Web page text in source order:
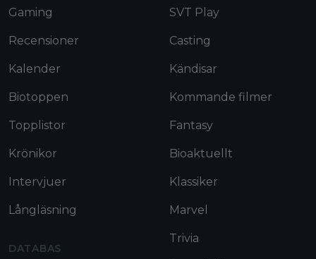
Gaming
Recensioner
Kalender
Biotoppen
Topplistor
Krönikor
Intervjuer
Långläsning
DATABAS
SVT Play
Casting
Kändisar
Kommande filmer
Fantasy
Bioaktuellt
Klassiker
Marvel
Trivia